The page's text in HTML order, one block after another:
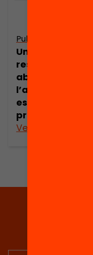
Publicació
Un problema no
resolt: com
abordar
l’abandonament
escolar
prematur?
Veure’n més